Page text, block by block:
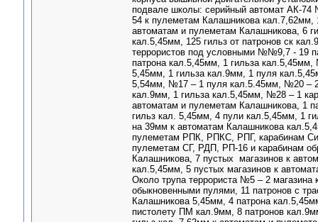
подвале школы: серийный автомат АК-74
54 к пулеметам Калашникова
автоматам и пулеметам Калашникова, 6
кал.5,45мм, 125 гильз от патронов ск
террористов под условными №№9,7 - 19
патрона кал.5,45мм, 1 гильза
5,45мм, 1 гильза кал.9мм, 1 пуля
5,54мм, №17 – 1 пуля кал.5.45мм, №20 –
кал.9мм, 1 гильза кал.5,45мм, №28 – 1
автоматам и пулеметам Калашникова, 1
гильз кал. 5,45мм, 4 пули кал.5,45мм, 1
на 39мм к автоматам Калашникова
пулеметам РПК, РПКС, РПГ, карабинам
пулеметам СГ, РДП, РП-16 и карабинам
Калашникова, 7 пустых магазинов к
кал.5,45мм, 5 пустых магазинов к
Около трупа террориста №5 – 2
обыкновенными пулями, 11 патронов с
Калашникова 5,45мм, 4 патрона
пистолету ПМ кал.9мм, 8 патронов